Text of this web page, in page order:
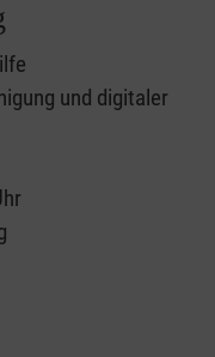
und digitaler